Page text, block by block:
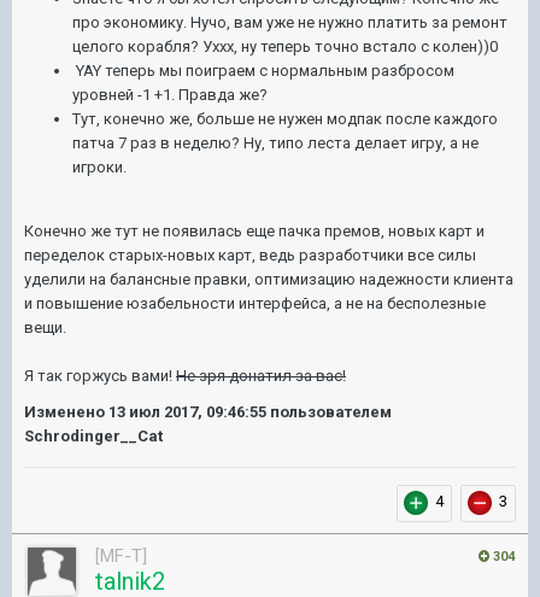
про экономику. Нучо, вам уже не нужно платить за ремонт
целого корабля? Уххх, ну теперь точно встало с колен))0
YAY теперь мы поиграем с нормальным разбросом
уровней -1 +1. Правда же?
Тут, конечно же, больше не нужен модпак после каждого
патча 7 раз в неделю? Ну, типо леста делает игру, а не
игроки.
Конечно же тут не появилась еще пачка премов, новых карт и
переделок старых-новых карт, ведь разработчики все силы
уделили на балансные правки, оптимизацию надежности клиента
и повышение юзабельности интерфейса, а не на бесполезные
вещи.
Я так горжусь вами! Не зря донатил за вас!
Изменено 13 июл 2017, 09:46:55 пользователем
Schrodinger__Cat
4 3
304
[MF-T]
talnik2